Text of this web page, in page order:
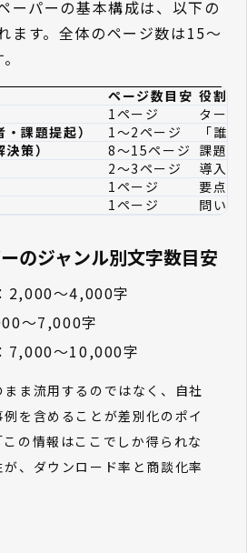
ーパーの基本構成は、以下の
ます。全体のページ数は15〜
ページ数目安 役割と
1ページ
ターゲ
課題提起）
1〜2ページ
「誰
策）
8〜15ページ 課題解
2〜3ページ
導入事
1ページ
要点を
1ページ 問い合
のジャンル別文字数目安
2,000〜4,000字
〜7,000字
7,000〜10,000字
ま流用するのではなく、自社
を含めることが差別化のポイ
の情報はここでしか得られな
、ダウンロード率と商談化率